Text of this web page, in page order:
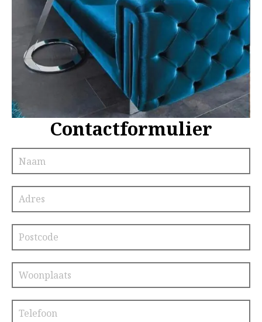
Contactformulier